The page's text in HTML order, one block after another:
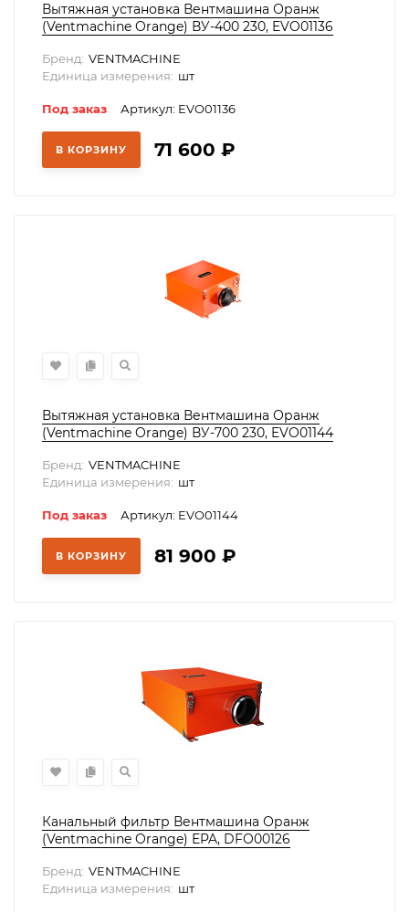
Вытяжная установка Вентмашина Оранж
(Ventmachine Orange) ВУ-400 230, EVO01136
Бренд: VENTMACHINE
Единица измерения: шт
Под заказ Артикул: EVO01136
В КОРЗИНУ 71 600 ₽
Вытяжная установка Вентмашина Оранж
(Ventmachine Orange) ВУ-700 230, EVO01144
Бренд: VENTMACHINE
Единица измерения: шт
Под заказ Артикул: EVO01144
В КОРЗИНУ 81 900 ₽
Канальный фильтр Вентмашина Оранж
(Ventmachine Orange) EPA, DFO00126
Бренд: VENTMACHINE
Единица измерения: шт